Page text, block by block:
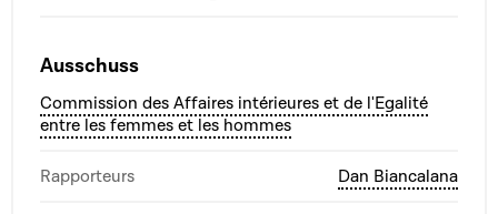
Ausschuss
Commission des Affaires intérieures et de l'Egalité
entre les femmes et les hommes
Rapporteurs Dan Biancalana